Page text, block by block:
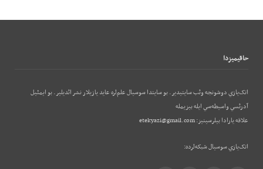
حاقيميزدا
اتک‌يازي دوشونجه وئب‌ سايتيدير. بو سايتدا سوسيال علم‌لره عايد يازيلار نشر ائديلير. بو ایمئيل
آدرئسي واسيطه‌سي ايله بيزيمله
علاقه يارادا بيلرسينيز:etekyazi@gmail.com
اتک‌يازي سوسيال شبکه‌لرده: